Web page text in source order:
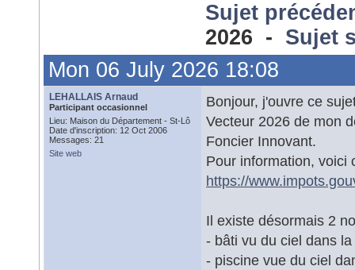
Sujet
2026 - Sujet
Mon 06 July 2026 18:08
LEHALLAIS Arnaud
Participant occasionnel
Lieu: Maison du Département - St-Lô
Date d'inscription: 12 Oct 2006
Messages: 21
Site web
Bonjour, j'ouvre ce
Vecteur 2026 de mon
Foncier Innovant.
Pour information, voici
https://
Il existe désormais 2
- bâti vu du ciel dans
- piscine vue du ciel